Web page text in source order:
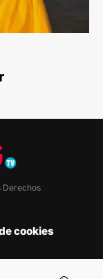
Derechos
cookies